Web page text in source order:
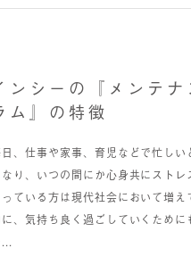
ンシーの『メンテ
ム』の特徴
、仕事や家事、育児などで忙しい
り、いつの間にか心身共にスト
っている方は現代社会において増
、気持ち良く過ごしていくため
...